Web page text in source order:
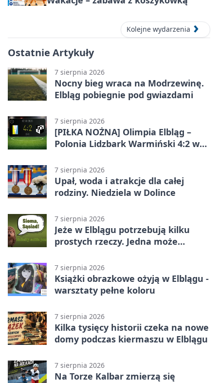
Kolejne wydarzenia
Ostatnie Artykuły
7 sierpnia 2026
Nocny bieg wraca na Modrzewinę.
Elbląg pobiegnie pod gwiazdami
7 sierpnia 2026
[PIŁKA NOŻNA] Olimpia Elbląg –
Polonia Lidzbark Warmiński 4:2 w
7 sierpnia 2026
Upał, woda i atrakcje dla całej
rodziny. Niedziela w Dolince
7 sierpnia 2026
Jeże w Elblągu potrzebują kilku
prostych rzeczy. Jedna może
7 sierpnia 2026
Książki obrazkowe ożyją w Elblągu -
warsztaty pełne koloru
7 sierpnia 2026
Kilka tysięcy historii czeka na nowe
domy podczas kiermaszu w Elblągu
7 sierpnia 2026
Na Torze Kalbar zmierzą się